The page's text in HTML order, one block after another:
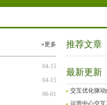
»更多
04-15
04-15
06-01
推荐文章
最新更新
交互优化驱
运营中心交